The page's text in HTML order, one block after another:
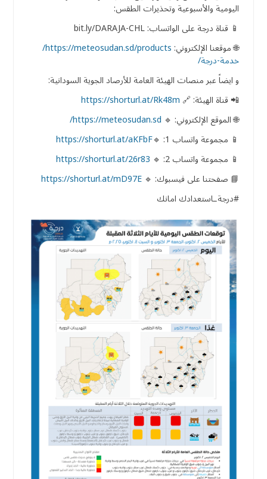
اليومية والأسبوعية وتحذيرات الطقس:
📱 قناة درجة على الواتساب: bit.ly/DARAJA-CHL
🌐 موقعنا الإلكتروني:
https://meteosudan.sd/products/
خدمة-درجة/
و ايضاً عبر منصات الهيئة العامة للأرصاد الجوية السودانية:
📲 قناة الهيئة: 🔗 https://shorturl.at/Rk48m
🌐 الموقع الإلكتروني: 🔹 https://meteosudan.sd/
📱 مجموعة واتساب 1: 🔹
https://shorturl.at/aKFbF
📱 مجموعة واتساب 2: 🔹
https://shorturl.at/26r83
📘 صفحتنا على فيسبوك: 🔹https://shorturl.at/mD97E
#درجةـاستعدادك امانك